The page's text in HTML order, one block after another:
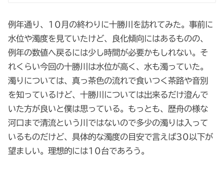
例年通り、10月の終わりに十勝川を訪れてみた。事前に
水位や濁度を見ていたけど、良化傾向にはあるものの、
例年の数値へ戻るには少し時間が必要かもしれない。そ
れくらい今回の十勝川は水位が高く、水も濁っていた。
濁りについては、真っ茶色の流れで食いつく茶路や音別
を知っているけど、十勝川については出来るだけ澄んで
いた方が良いと僕は思っている。もっとも、歴舟の様な
河口まで清流という川ではないので多少の濁りは入って
いるものだけど、具体的な濁度の目安で言えば30以下が
望ましい。理想的には10台であろう。